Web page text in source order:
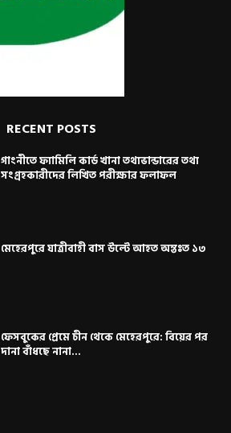
RECENT POSTS
গাংনীতে ফ্যামিলি কার্ড খানা তথ্যভান্ডারের তথ্য
সংগ্রহকারীদের লিখিত পরীক্ষার ফলাফল
মেহেরপুরে যাত্রীবাহী বাস উল্টে আহত অন্তঃত ১৩
ফেসবুকের প্রেমে চীন থেকে মেহেরপুরে: বিয়ের পর
দানা বাঁধছে নানা...